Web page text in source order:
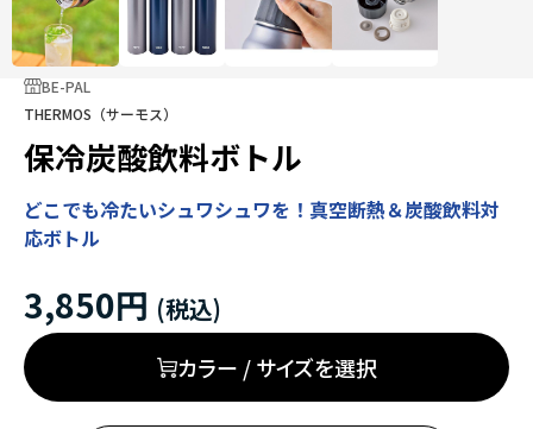
BE-PAL
THERMOS（サーモス）
保冷炭酸飲料ボトル
どこでも冷たいシュワシュワを！真空断熱＆炭酸飲料対
応ボトル
3,850円
カラー / サイズを選択